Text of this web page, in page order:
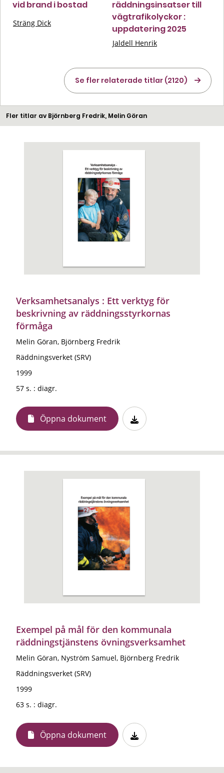
vid brand i bostad
Sträng Dick
räddningsinsatser till
vägtrafikolyckor :
uppdatering 2025
Jaldell Henrik
Se fler relaterade titlar (2120)
Fler titlar av Björnberg Fredrik, Melin Göran
Verksamhetsanalys : Ett verktyg för
beskrivning av räddningsstyrkornas
förmåga
Melin Göran, Björnberg Fredrik
Räddningsverket (SRV)
1999
57 s. : diagr.
Öppna dokument
Exempel på mål för den kommunala
räddningstjänstens övningsverksamhet
Melin Göran, Nyström Samuel, Björnberg Fredrik
Räddningsverket (SRV)
1999
63 s. : diagr.
Öppna dokument